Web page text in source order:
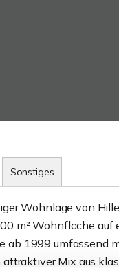
Sonstiges
Wohnlage von
m² Wohnfläche auf
ab 1999 umfassend
Mix aus